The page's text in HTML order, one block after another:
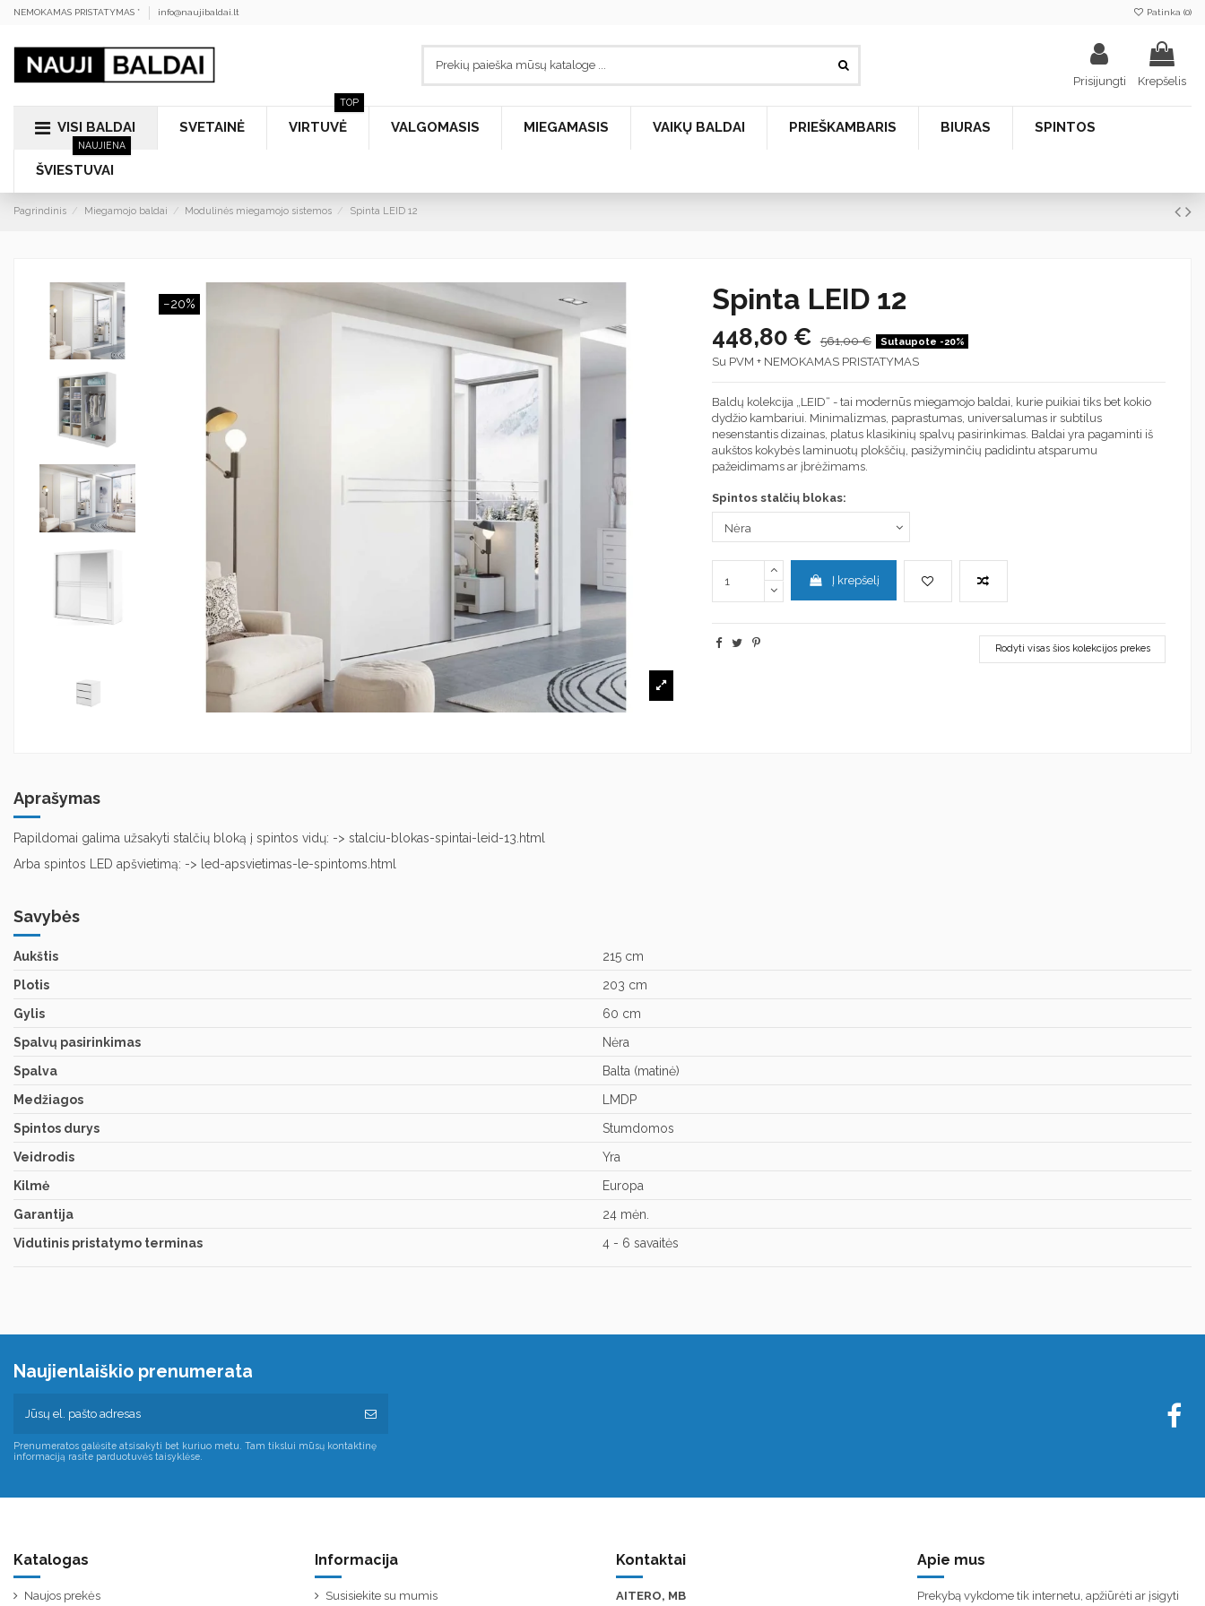
NEMOKAMAS PRISTATYMAS * info@naujibaldai.lt Patinka (0)
Prisijungti Krepšelis
VISI BALDAI SVETAINĖ VIRTUVĖ
TOP
VALGOMASIS MIEGAMASIS VAIKŲ BALDAI PRIEŠKAMBARIS BIURAS SPINTOS
ŠVIESTUVAI
NAUJIENA
Pagrindinis Miegamojo baldai Modulinės miegamojo sistemos Spinta LEID 12
−20% Spinta LEID 12
448,80 € 561,00 € Sutaupote -20%
Su PVM + NEMOKAMAS PRISTATYMAS
Baldų kolekcija „LEID“ - tai modernūs miegamojo baldai, kurie puikiai tiks bet kokio
dydžio kambariui. Minimalizmas, paprastumas, universalumas ir subtilus
nesenstantis dizainas, platus klasikinių spalvų pasirinkimas. Baldai yra pagaminti iš
aukštos kokybės laminuotų plokščių, pasižyminčių padidintu atsparumu
pažeidimams ar įbrėžimams.
Spintos stalčių blokas:
Į krepšelį
Rodyti visas šios kolekcijos prekes
Aprašymas
Papildomai galima užsakyti stalčių bloką į spintos vidų: -> stalciu-blokas-spintai-leid-13.html
Arba spintos LED apšvietimą: -> led-apsvietimas-le-spintoms.html
Savybės
Aukštis
215 cm
Plotis
203 cm
Gylis
60 cm
Spalvų pasirinkimas
Nėra
Spalva
Balta (matinė)
Medžiagos
LMDP
Spintos durys
Stumdomos
Veidrodis
Yra
Kilmė
Europa
Garantija
24 mėn.
Vidutinis pristatymo terminas
4 - 6 savaitės
Naujienlaiškio prenumerata
Prenumeratos galėsite atsisakyti bet kuriuo metu. Tam tikslui mūsų kontaktinę
informaciją rasite parduotuvės taisyklėse.
Katalogas
Naujos prekės
Informacija
Susisiekite su mumis
Kontaktai
AITERO, MB
Apie mus
Prekybą vykdome tik internetu, apžiūrėti ar įsigyti